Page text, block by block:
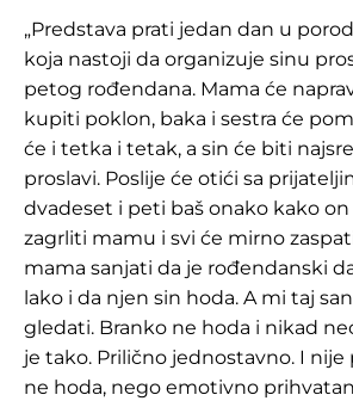
„Predstava prati jedan dan u
koja nastoji da organizuje sinu
petog rođendana. Mama će
kupiti poklon, baka i sestra će
će i tetka i tetak, a sin će biti
proslavi. Poslije će otići sa
dvadeset i peti baš onako kako on
zagrliti mamu i svi će mirno
mama sanjati da je rođendanski
lako i da njen sin hoda. A mi taj
gledati. Branko ne hoda i nikad
je tako. Prilično jednostavno. I
ne hoda, nego emotivno